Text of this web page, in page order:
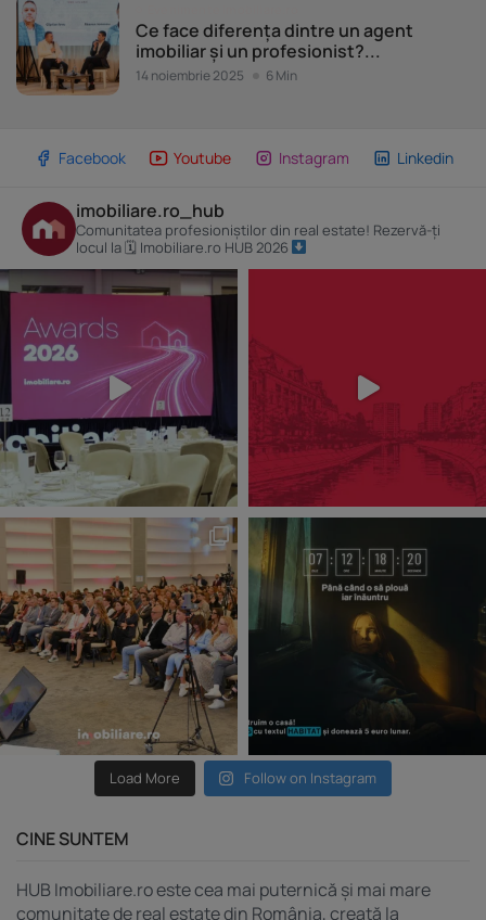
Ce face diferența dintre un agent
imobiliar și un profesionist?...
14 noiembrie 2025 6 Min
Facebook Youtube Instagram Linkedin
imobiliare.ro_hub
Comunitatea profesioniștilor din real estate! Rezervă-ți
locul la 🗓 Imobiliare.ro HUB 2026
Load More Follow on Instagram
CINE SUNTEM
HUB Imobiliare.ro este cea mai puternică și mai mare
comunitate de real estate din România, creată la